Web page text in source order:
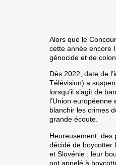
Alors que le
cette année encore
génocide et de
Dès 2022, date de
Télévision) a
lorsqu’il s’agit de
l’Union
blanchir les crimes
grande écoute.
Heureusement, des
décidé de boycotter
et Slovénie : leur
ont appelé à